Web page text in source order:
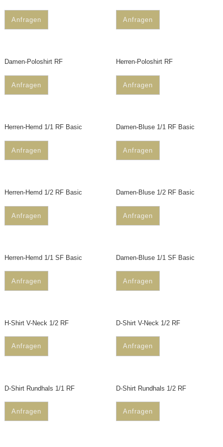
Anfragen Anfragen
Damen-Poloshirt RF
Anfragen
Herren-Poloshirt RF
Anfragen
Herren-Hemd 1/1 RF Basic
Anfragen
Damen-Bluse 1/1 RF Basic
Anfragen
Herren-Hemd 1/2 RF Basic
Anfragen
Damen-Bluse 1/2 RF Basic
Anfragen
Herren-Hemd 1/1 SF Basic
Anfragen
Damen-Bluse 1/1 SF Basic
Anfragen
H-Shirt V-Neck 1/2 RF
Anfragen
D-Shirt V-Neck 1/2 RF
Anfragen
D-Shirt Rundhals 1/1 RF
Anfragen
D-Shirt Rundhals 1/2 RF
Anfragen